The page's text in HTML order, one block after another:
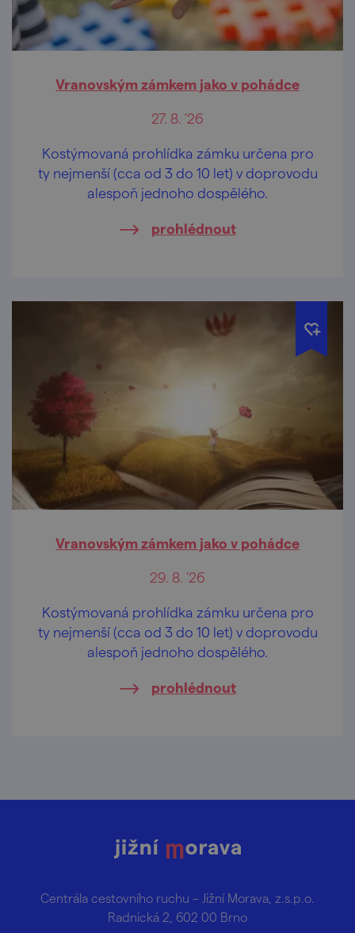
Vranovským zámkem jako v pohádce
27. 8. '26
Kostýmovaná prohlídka zámku určena pro
ty nejmenší (cca od 3 do 10 let) v doprovodu
alespoň jednoho dospělého.
prohlédnout
Vranovským zámkem jako v pohádce
29. 8. '26
Kostýmovaná prohlídka zámku určena pro
ty nejmenší (cca od 3 do 10 let) v doprovodu
alespoň jednoho dospělého.
prohlédnout
Centrála cestovního ruchu – Jižní Morava, z.s.p.o.
Radnická 2, 602 00 Brno